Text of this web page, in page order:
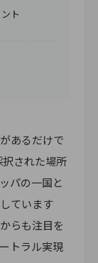
ト
あるだけで
された場所
パの一国と
ています
らも注目を
トラル実現